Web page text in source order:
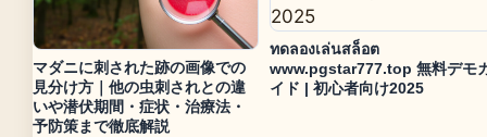
マダニに刺された跡の画像での
見分け方｜他の虫刺されとの違
いや潜伏期間・症状・治療法・
予防策まで徹底解説
ทดลองเล่นสล็อต
www.pgstar777.top 無料デモ
イド | 初心者向け2025